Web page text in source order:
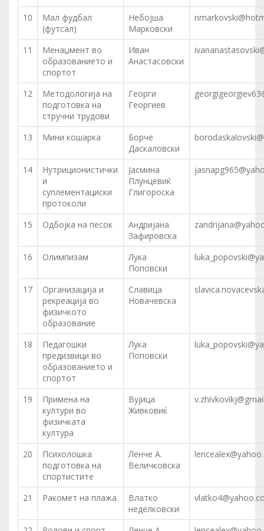
10
Мал фудбал
(футсал)
Небојша
Марковски
11
Менаџмент во
образованието и
спортот
Иван
Анастасовски
12
Методологија на
подготовка на
стручни трудови
Георги
Георгиев
13 Мини кошарка
Борче
Даскаловски
14
Нутриционистички
и
суплементациски
протоколи
Јасмина
Плунцевиќ
Глигороска
15 Одбојка на песок
Андријана
Зафировска
16 Олимпизам
Лука
Поповски
17
Организација и
рекреација во
физичкото
образование
Славица
Новачевска
18
Педагошки
предизвици во
образованието и
спортот
Лука
Поповски
19
Примена на
култури во
физичката
култура
Вујица
Живковиќ
20
Психолошка
подготовка на
спортистите
Ленче А.
Величковска
21 Ракомет на плажа
Влатко
неделковски